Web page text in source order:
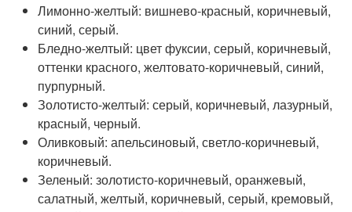
Лимонно-желтый: вишнево-красный, коричневый,
синий, серый.
Бледно-желтый: цвет фуксии, серый, коричневый,
оттенки красного, желтовато-коричневый, синий,
пурпурный.
Золотисто-желтый: серый, коричневый, лазурный,
красный, черный.
Оливковый: апельсиновый, светло-коричневый,
коричневый.
Зеленый: золотисто-коричневый, оранжевый,
салатный, желтый, коричневый, серый, кремовый,